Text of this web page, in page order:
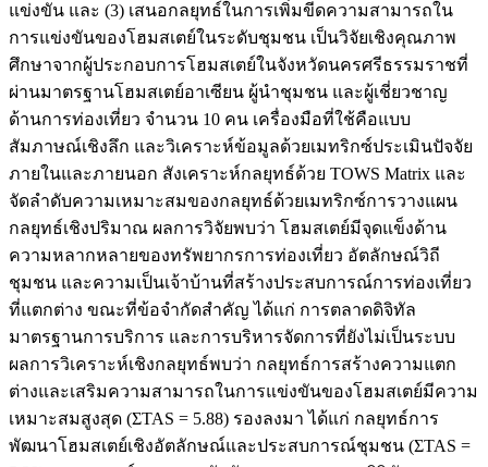
แข่งขัน และ (3) เสนอกลยุทธ์ในการเพิ่มขีดความสามารถใน
การแข่งขันของโฮมสเตย์ในระดับชุมชน เป็นวิจัยเชิงคุณภาพ
ศึกษาจากผู้ประกอบการโฮมสเตย์ในจังหวัดนครศรีธรรมราชที่
ผ่านมาตรฐานโฮมสเตย์อาเซียน ผู้นำชุมชน และผู้เชี่ยวชาญ
ด้านการท่องเที่ยว จำนวน 10 คน เครื่องมือที่ใช้คือแบบ
สัมภาษณ์เชิงลึก และวิเคราะห์ข้อมูลด้วยเมทริกซ์ประเมินปัจจัย
ภายในและภายนอก สังเคราะห์กลยุทธ์ด้วย TOWS Matrix และ
จัดลำดับความเหมาะสมของกลยุทธ์ด้วยเมทริกซ์การวางแผน
กลยุทธ์เชิงปริมาณ ผลการวิจัยพบว่า โฮมสเตย์มีจุดแข็งด้าน
ความหลากหลายของทรัพยากรการท่องเที่ยว อัตลักษณ์วิถี
ชุมชน และความเป็นเจ้าบ้านที่สร้างประสบการณ์การท่องเที่ยว
ที่แตกต่าง ขณะที่ข้อจำกัดสำคัญ ได้แก่ การตลาดดิจิทัล
มาตรฐานการบริการ และการบริหารจัดการที่ยังไม่เป็นระบบ
ผลการวิเคราะห์เชิงกลยุทธ์พบว่า กลยุทธ์การสร้างความแตก
ต่างและเสริมความสามารถในการแข่งขันของโฮมสเตย์มีความ
เหมาะสมสูงสุด (ΣTAS = 5.88) รองลงมา ได้แก่ กลยุทธ์การ
พัฒนาโฮมสเตย์เชิงอัตลักษณ์และประสบการณ์ชุมชน (ΣTAS =